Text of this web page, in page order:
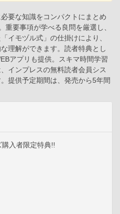
要な知識をコンパクトにまとめ
重要事項が学べる良問を厳選し、
イモヅル式」の仕掛けにより、
理解ができます。読者特典とし
アプリも提供。スキマ時間学習
インプレスの無料読者会員シス
提供予定期間は、発売から5年間
入者限定特典!!